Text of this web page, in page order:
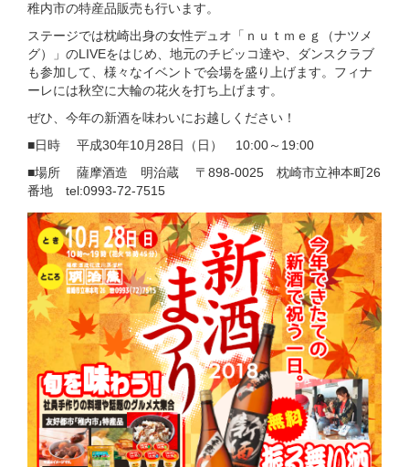
稚内市の特産品販売も行います。
ステージでは枕崎出身の女性デュオ「ｎｕｔｍｅｇ（ナツメ
グ）」のLIVEをはじめ、地元のチビッコ達や、ダンスクラブ
も参加して、様々なイベントで会場を盛り上げます。フィナ
ーレには秋空に大輪の花火を打ち上げます。
ぜひ、今年の新酒を味わいにお越しください！
■日時 平成30年10月28日（日） 10:00～19:00
■場所 薩摩酒造 明治蔵 〒898-0025 枕崎市立神本町26
番地 tel:0993-72-7515